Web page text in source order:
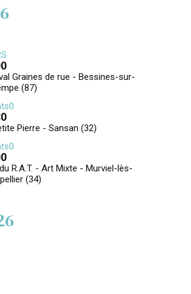
Graines de rue - Bessines-sur-
(87)
Pierre - Sansan (32)
R.A.T. - Art Mixte - Murviel-lès-
(34)